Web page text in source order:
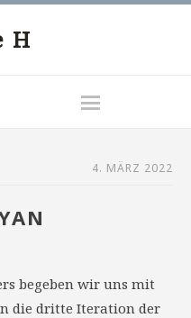
H
4. MÄRZ 2022
begeben wir uns mit
die dritte Iteration der